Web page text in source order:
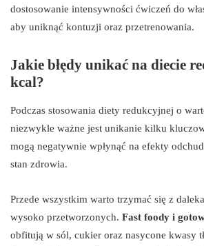
dostosowanie intensywności ćwiczeń do
aby uniknąć kontuzji oraz przetrenowania.
Jakie błędy unikać na diecie
kcal?
Podczas stosowania diety redukcyjnej o
niezwykle ważne jest unikanie kilku
mogą negatywnie wpłynąć na efekty
stan zdrowia.
Przede wszystkim warto trzymać się z
wysoko przetworzonych. Fast foody i
obfitują w sól, cukier oraz nasycone kwasy